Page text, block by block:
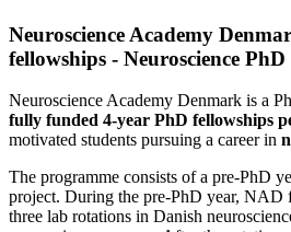
Neuroscience Academy
fellowships - Neuroscience
Neuroscience Academy Denmark is a
fully funded 4-year PhD fellowships
motivated students pursuing a career in
The programme consists of a pre-PhD
project. During the pre-PhD year,
three lab rotations in Danish